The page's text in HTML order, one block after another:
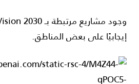
وجود مشاريع مرتبطة بـ2030
إيجابيًا على بعض المناطق.